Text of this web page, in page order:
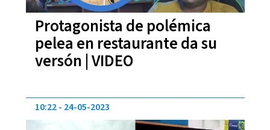
Protagonista de polémica
pelea en restaurante da su
versón | VIDEO
10:22 24-05-2023